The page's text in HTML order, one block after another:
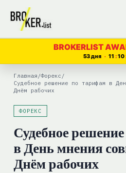
Перейти
содержимому
BROKERLIST
53 дня 11 10
Главная /Форекс /
Судебное решение по тарифам в
Днём рабочих
ФОРЕКС
Судебное
в День мнения
Днём рабочих